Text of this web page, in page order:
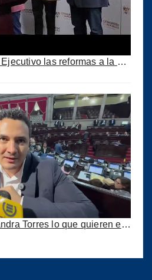
Congreso traslada al Ejecutivo las reformas a la Ley del IUSI tras firma del Decreto 18-2026
“Los diputados de Sandra Torres lo que quieren es extorsionar” expresa Samuel Pérez